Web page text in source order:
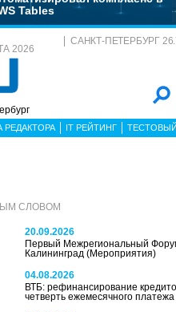
Tables
2026
САНКТ-ПЕТЕРБУРГ
РЕДАКТОРА IT РЕЙТИНГ
СЛОВОМ
20.09.2026
Первый Межрегиональный
Калининград (Мероприятия)
04.08.2026
ВТБ: рефинансирование
четверть ежемесячного платежа